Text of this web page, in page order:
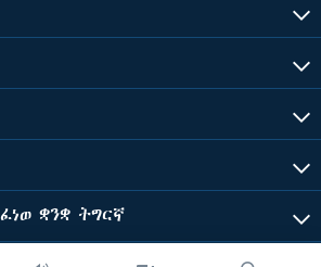
ቋንቋ ትግርኛ